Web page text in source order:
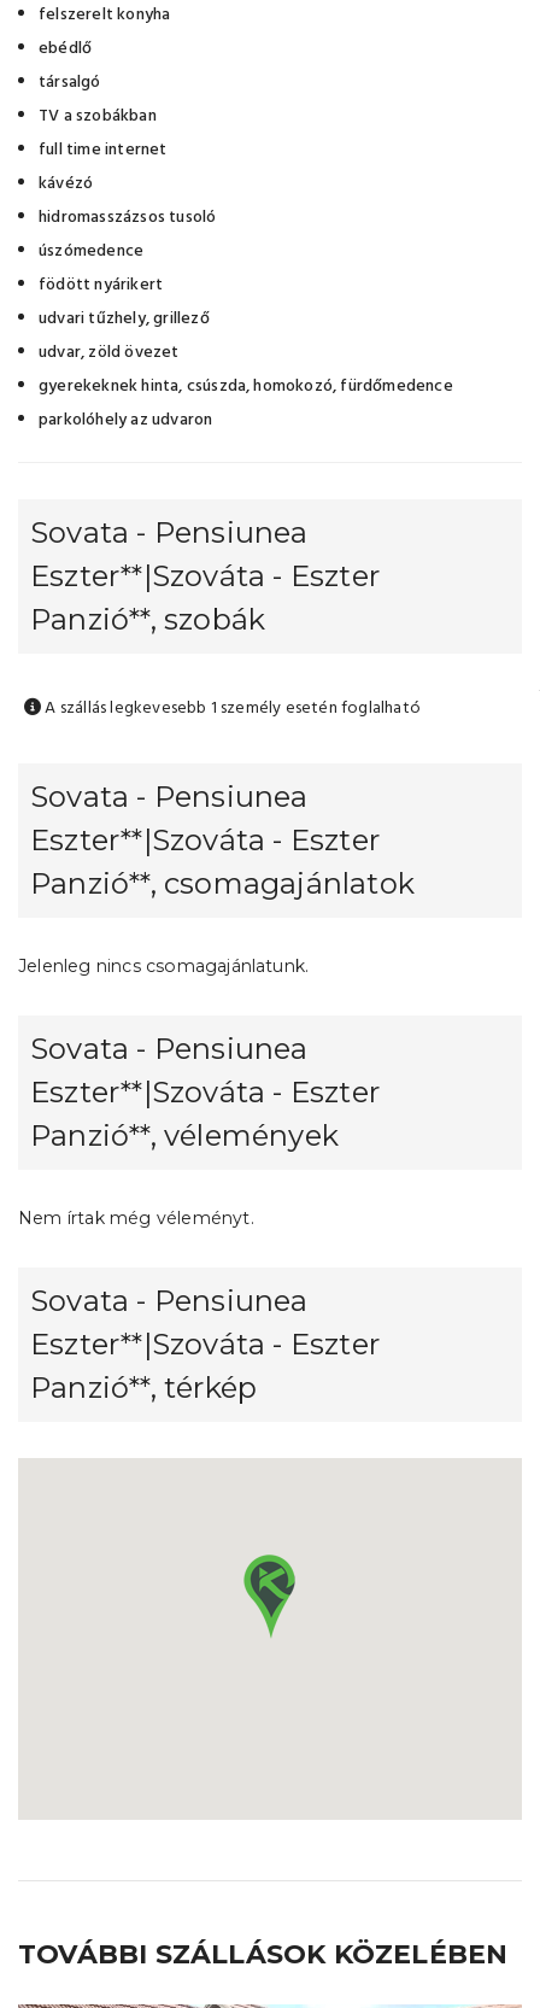
felszerelt konyha
ebédlő
társalgó
TV a szobákban
full time internet
kávézó
hidromasszázsos tusoló
úszómedence
födött nyárikert
udvari tűzhely, grillező
udvar, zöld övezet
gyerekeknek hinta, csúszda, homokozó, fürdőmedence
parkolóhely az udvaron
Sovata - Pensiunea
Eszter**|Szováta - Eszter
Panzió**, szobák
A szállás legkevesebb 1 személy esetén foglalható
Sovata - Pensiunea
Eszter**|Szováta - Eszter
Panzió**, csomagajánlatok
Jelenleg nincs csomagajánlatunk.
Sovata - Pensiunea
Eszter**|Szováta - Eszter
Panzió**, vélemények
Nem írtak még véleményt.
Sovata - Pensiunea
Eszter**|Szováta - Eszter
Panzió**, térkép
TOVÁBBI SZÁLLÁSOK KÖZELÉBEN